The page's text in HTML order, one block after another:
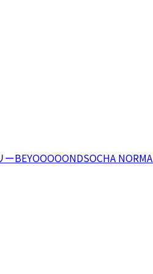
ーBEYOOOOONDSOCHA NORMA